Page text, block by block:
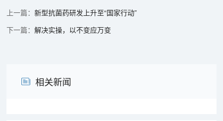
新型抗菌药研发上升至“国家行动”
解决实操，以不变应万变
相关新闻